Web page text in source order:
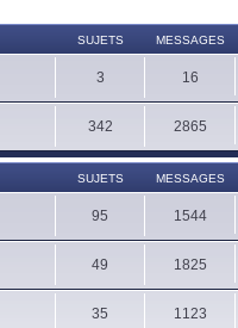
SUJETS MESSAGES
3 16
342 2865
SUJETS MESSAGES
95 1544
49 1825
35 1123